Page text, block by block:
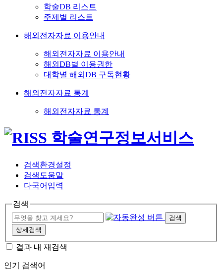
학술DB 리스트
주제별 리스트
해외전자자료 이용안내
해외전자자료 이용안내
해외DB별 이용권한
대학별 해외DB 구독현황
해외전자자료 통계
해외전자자료 통계
검색환경설정
검색도움말
다국어입력
검색
검색
상세검색
결과 내 재검색
인기 검색어